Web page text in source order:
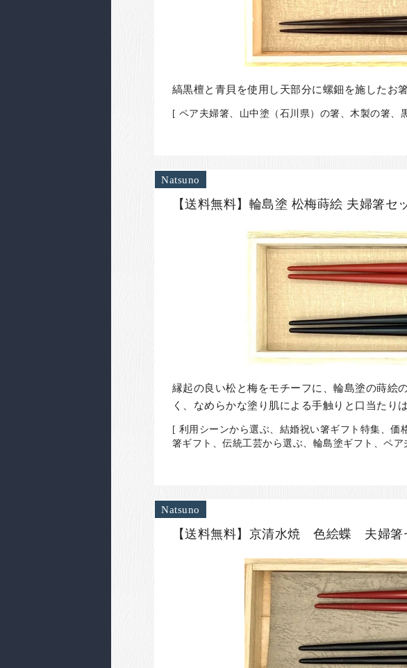
縞黒檀と青貝を使用し天部分に螺鈿を施したお
[ ペア夫婦箸、山中塗（石川県）の箸、木製の箸、
Natsuno
【送料無料】輪島塗 松梅蒔絵 夫婦箸セ
縁起の良い松と梅をモチーフに、輪島塗の蒔絵
く、なめらかな塗り肌による手触りと口当たり
[ 利用シーンから選ぶ、結婚祝い箸ギフト特集、価
箸ギフト、伝統工芸から選ぶ、輪島塗ギフト、ペ
Natsuno
【送料無料】京清水焼 色絵蝶 夫婦箸